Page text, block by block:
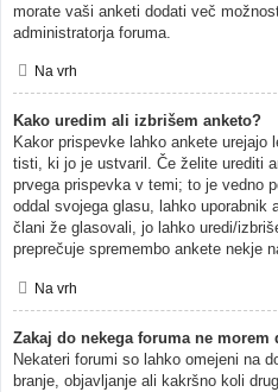
morate vaši anketi dodati več
administratorja foruma.
Na vrh
Kako uredim ali izbrišem anketo?
Kakor prispevke lahko ankete urejajo
tisti, ki jo je ustvaril. Če želite urediti
prvega prispevka v temi; to je vedno
oddal svojega glasu, lahko uporabnik
člani že glasovali, jo lahko uredi/
preprečuje spremembo ankete nekje
Na vrh
Zakaj do nekega foruma ne morem
Nekateri forumi so lahko omejeni na
branje, objavljanje ali kakršno koli